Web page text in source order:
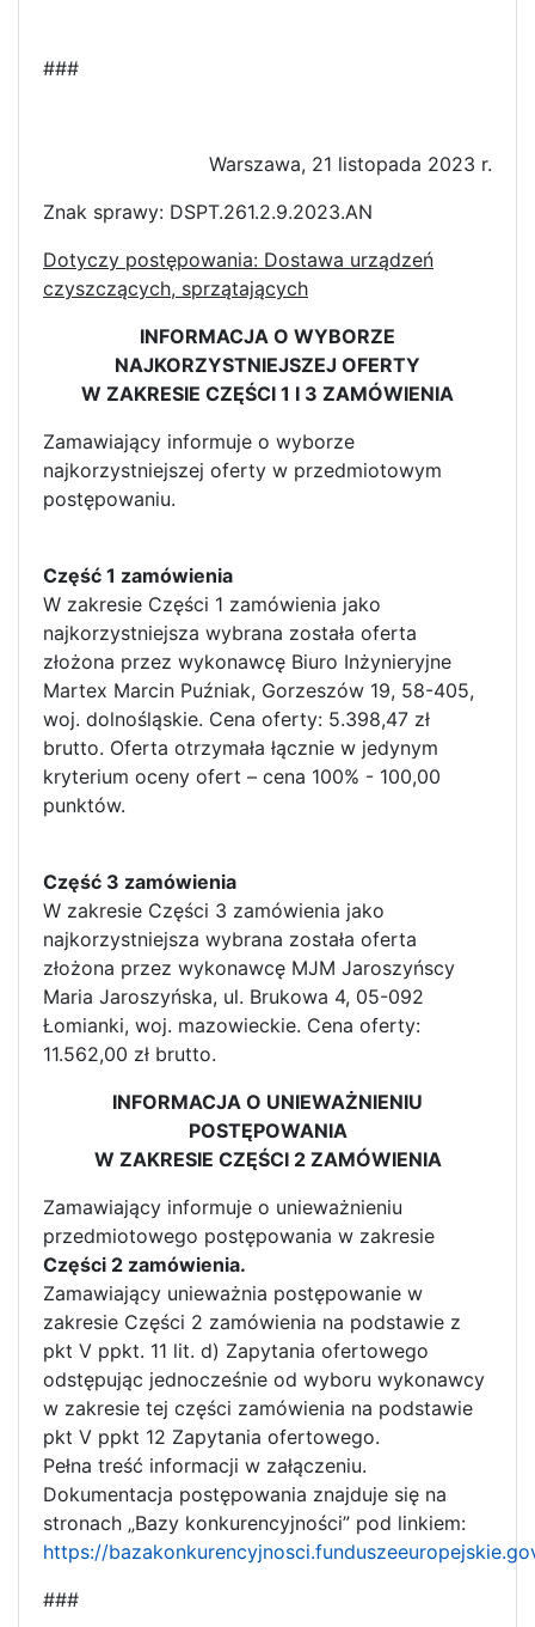
###
Warszawa, 21 listopada 2023 r.
Znak sprawy: DSPT.261.2.9.2023.AN
Dotyczy postępowania: Dostawa urządzeń
czyszczących, sprzątających
INFORMACJA O WYBORZE
NAJKORZYSTNIEJSZEJ OFERTY
W ZAKRESIE CZĘŚCI 1 I 3 ZAMÓWIENIA
Zamawiający informuje o wyborze
najkorzystniejszej oferty w przedmiotowym
postępowaniu.
Część 1 zamówienia
W zakresie Części 1 zamówienia jako
najkorzystniejsza wybrana została oferta
złożona przez wykonawcę Biuro Inżynieryjne
Martex Marcin Puźniak, Gorzeszów 19, 58-405,
woj. dolnośląskie. Cena oferty: 5.398,47 zł
brutto. Oferta otrzymała łącznie w jedynym
kryterium oceny ofert – cena 100% - 100,00
punktów.
Część 3 zamówienia
W zakresie Części 3 zamówienia jako
najkorzystniejsza wybrana została oferta
złożona przez wykonawcę MJM Jaroszyńscy
Maria Jaroszyńska, ul. Brukowa 4, 05-092
Łomianki, woj. mazowieckie. Cena oferty:
11.562,00 zł brutto.
INFORMACJA O UNIEWAŻNIENIU
POSTĘPOWANIA
W ZAKRESIE CZĘŚCI 2 ZAMÓWIENIA
Zamawiający informuje o unieważnieniu
przedmiotowego postępowania w zakresie
Części 2 zamówienia.
Zamawiający unieważnia postępowanie w
zakresie Części 2 zamówienia na podstawie z
pkt V ppkt. 11 lit. d) Zapytania ofertowego
odstępując jednocześnie od wyboru wykonawcy
w zakresie tej części zamówienia na podstawie
pkt V ppkt 12 Zapytania ofertowego.
Pełna treść informacji w załączeniu.
Dokumentacja postępowania znajduje się na
stronach „Bazy konkurencyjności” pod linkiem:
https://
###